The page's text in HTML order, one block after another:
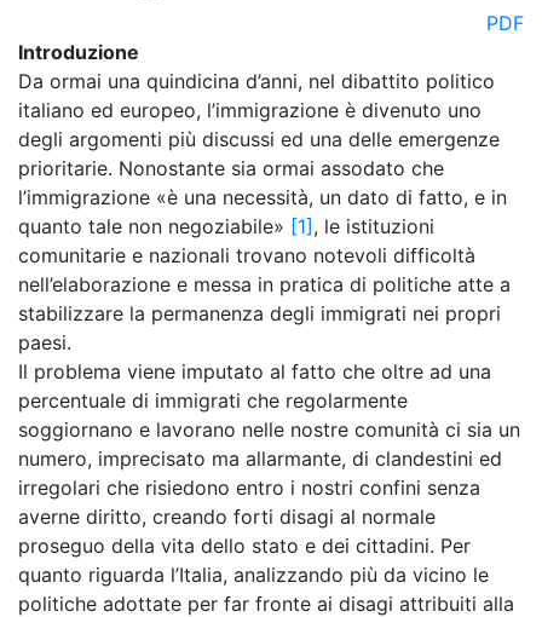
PDF
Introduzione
Da ormai una quindicina d’anni, nel dibattito politico
italiano ed europeo, l’immigrazione è divenuto uno
degli argomenti più discussi ed una delle emergenze
prioritarie. Nonostante sia ormai assodato che
l’immigrazione «è una necessità, un dato di fatto, e in
quanto tale non negoziabile» [1], le istituzioni
comunitarie e nazionali trovano notevoli difficoltà
nell’elaborazione e messa in pratica di politiche atte a
stabilizzare la permanenza degli immigrati nei propri
paesi.
Il problema viene imputato al fatto che oltre ad una
percentuale di immigrati che regolarmente
soggiornano e lavorano nelle nostre comunità ci sia un
numero, imprecisato ma allarmante, di clandestini ed
irregolari che risiedono entro i nostri confini senza
averne diritto, creando forti disagi al normale
proseguo della vita dello stato e dei cittadini. Per
quanto riguarda l’Italia, analizzando più da vicino le
politiche adottate per far fronte ai disagi attribuiti alla